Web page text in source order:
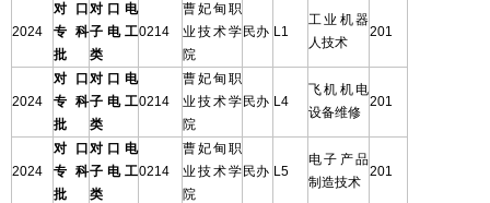
2024
对口
专科
批
对口电
子电工
类
0214
曹妃甸职
业技术学
院
民办 L1
工业机器
人技术
201
2024
对口
专科
批
对口电
子电工
类
0214
曹妃甸职
业技术学
院
民办 L4
飞机机电
设备维修
201
2024
对口
专科
批
对口电
子电工
类
0214
曹妃甸职
业技术学
院
民办 L5
电子产品
制造技术
201